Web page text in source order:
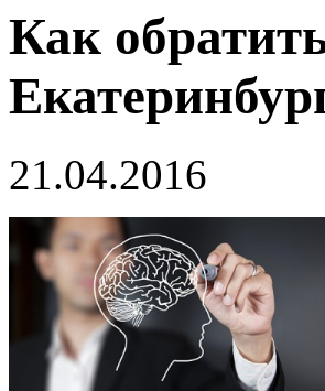
Как
21.04.2016